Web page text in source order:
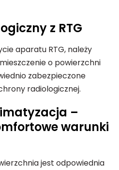
z RTG
aparatu RTG, należy
o powierzchni
zabezpieczone
radiologicznej.
–
warunki
jest odpowiednia